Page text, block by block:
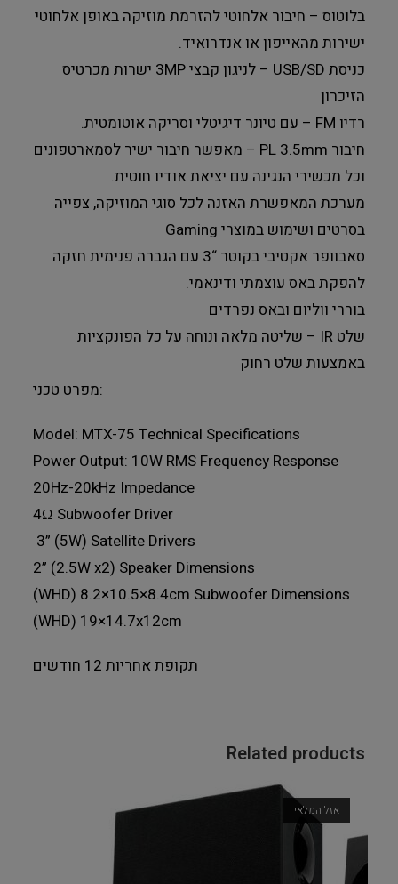
בלוטוס – חיבור אלחוטי להזרמת מוזיקה באופן אלחוטי
ישירות מהאייפון או אנדרואיד.
כניסת USB/SD – לניגון קבצי 3MP ישרות מכרטיס
הזיכרון
רדיו FM – עם טיונר דיגיטלי וסריקה אוטומטית.
חיבור PL 3.5mm – מאפשר חיבור ישיר לסמארטפונים
וכל מכשירי הנגינה עם יציאת אודיו חוטית.
מערכת המאפשרת האזנה לכל סוגי המוזיקה, צפייה
בסרטים ושימוש במוצרי Gaming
סאבוופר אקטיבי בקוטר “3 עם הגברה פנימית חזקה
להפקת באס עוצמתי ודינאמי.
בוררי ווליום ובאס נפרדים
שלט IR – שליטה מלאה ונוחה על כל הפונקציות
באמצעות שלט רחוק
מפרט טכני:
Model: MTX-75 Technical Specifications
Power Output: 10W RMS Frequency Response
20Hz-20kHz Impedance
4Ω Subwoofer Driver
3” (5W) Satellite Drivers
2” (2.5W x2) Speaker Dimensions
(WHD) 8.2×10.5×8.4cm Subwoofer Dimensions
(WHD) 19×14.7x12cm
תקופת אחריות 12 חודשים
Related products
אזל המלאי